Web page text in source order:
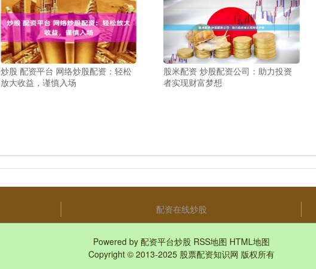
炒股 配资平台 网络炒股配资：轻松
放大收益，谨慎入场
股米配资 炒股配资公司：助力投资
者实现财富梦想
配资在线炒股
Powered by 配资平台炒股 RSS地图 HTML地图
Copyright © 2013-2025 股票配资知识网 版权所有